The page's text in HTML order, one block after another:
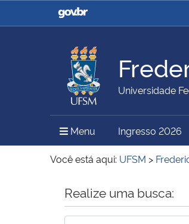
Casa Civil
Ministério da Agricultura,
Pecuária e Abastecimento
Ministério do Meio Ambiente
Universidade
Menu Menu Principal do
Ingresso 2026
Você está aqui: UFSM >
Início do conteúdo
Realize uma busca: